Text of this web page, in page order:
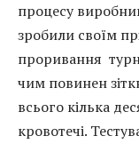
процесу
зробили своїм
проривання
чим повинен
всього кілька
кровотечі.